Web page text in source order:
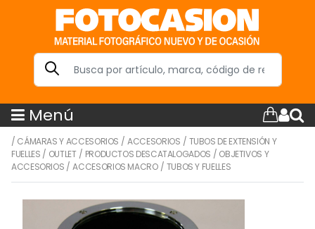
Menú
/ CÁMARAS Y ACCESORIOS /ACCESORIOS / TUBOS DE EXTENSIÓN Y
FUELLES / OUTLET/ PRODUCTOS DESCATALOGADOS / OBJETIVOS Y
ACCESORIOS /ACCESORIOS MACRO/ TUBOS Y FUELLES